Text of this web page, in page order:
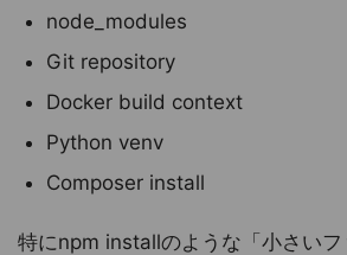
node_modules
Git repository
Docker build context
Python venv
Composer install
特にnpm installのような「小さい